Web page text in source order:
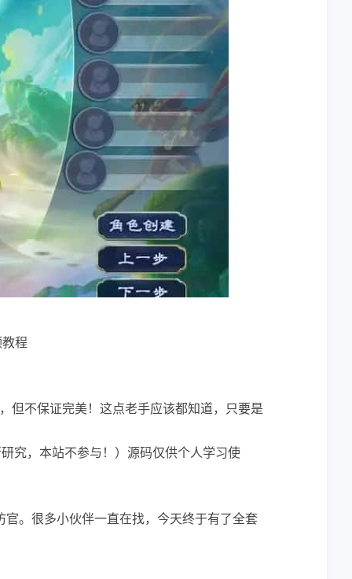
程
但不保证完美！这点老手应该都知道，只要是
究，本站不参与！）源码仅供个人学习使
。很多小伙伴一直在找，今天终于有了全套